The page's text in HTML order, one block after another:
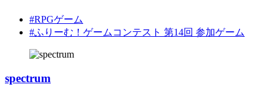
#RPGゲーム
#ふりーむ！ゲームコンテスト 第14回 参加ゲーム
spectrum